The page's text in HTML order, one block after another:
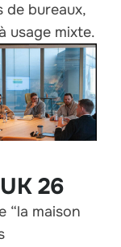
de bureaux,
usage mixte.
26
“la maison